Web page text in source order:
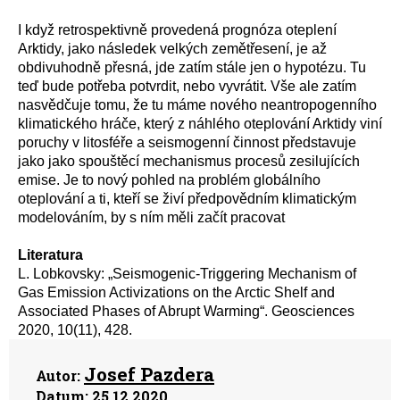
I když retrospektivně provedená prognóza oteplení
Arktidy, jako následek velkých zemětřesení, je až
obdivuhodně přesná, jde zatím stále jen o hypotézu. Tu
teď bude potřeba potvrdit, nebo vyvrátit. Vše ale zatím
nasvědčuje tomu, že tu máme nového neantropogenního
klimatického hráče, který z náhlého oteplování Arktidy viní
poruchy v litosféře a seismogenní činnost představuje
jako jako spouštěcí mechanismus procesů zesilujících
emise. Je to nový pohled na problém globálního
oteplování a ti, kteří se živí předpovědním klimatickým
modelováním, by s ním měl i začít pracovat
Literatura
L. Lobkovsky: „Seismogenic-Triggering Mechanism of
Gas Emission Activizations on the Arctic Shelf and
Associated Phases of Abrupt Warming“. Geosciences
2020, 10(11), 428.
Autor: Josef Pazdera
Datum: 25.12.2020